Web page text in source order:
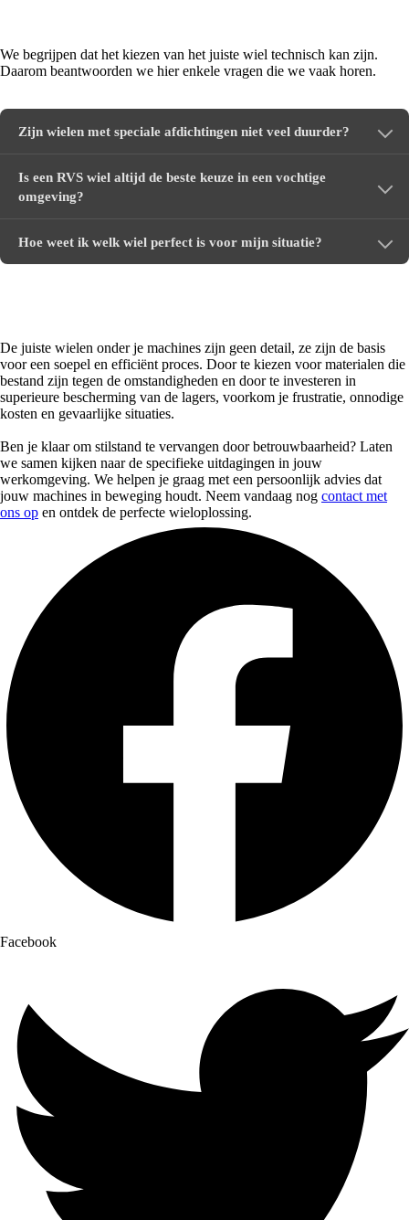
We begrijpen dat het kiezen van het juiste wiel technisch kan zijn.
Daarom beantwoorden we hier enkele vragen die we vaak horen.
Zijn wielen met speciale afdichtingen niet veel duurder?
Is een RVS wiel altijd de beste keuze in een vochtige
omgeving?
Hoe weet ik welk wiel perfect is voor mijn situatie?
De juiste wielen onder je machines zijn geen detail, ze zijn de basis
voor een soepel en efficiënt proces. Door te kiezen voor materialen die
bestand zijn tegen de omstandigheden en door te investeren in
superieure bescherming van de lagers, voorkom je frustratie, onnodige
kosten en gevaarlijke situaties.
Ben je klaar om stilstand te vervangen door betrouwbaarheid? Laten
we samen kijken naar de specifieke uitdagingen in jouw
werkomgeving. We helpen je graag met een persoonlijk advies dat
jouw machines in beweging houdt. Neem vandaag nog contact met
ons op en ontdek de perfecte wieloplossing.
Facebook